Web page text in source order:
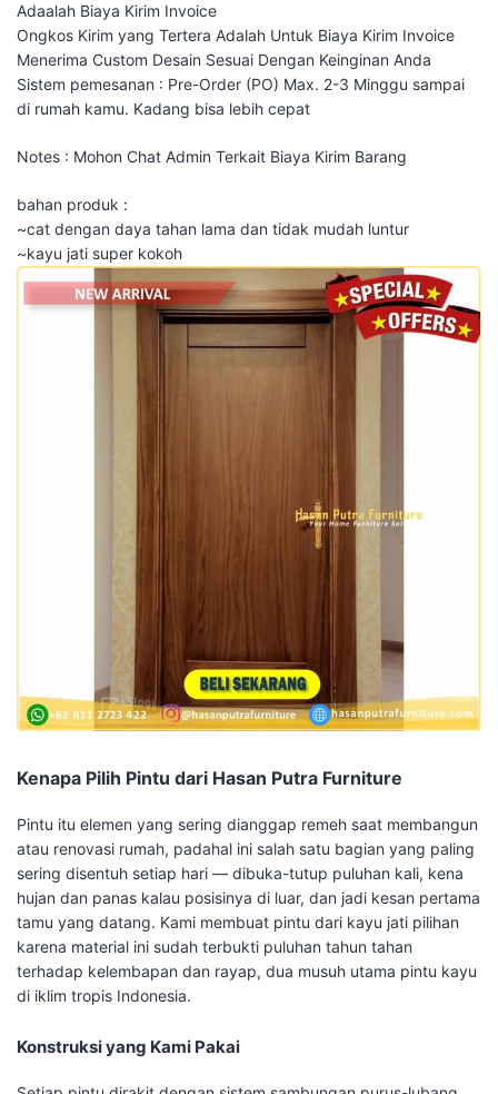
Adaalah Biaya Kirim Invoice
Ongkos Kirim yang Tertera Adalah Untuk Biaya Kirim Invoice
Menerima Custom Desain Sesuai Dengan Keinginan Anda
Sistem pemesanan : Pre-Order (PO) Max. 2-3 Minggu sampai
di rumah kamu. Kadang bisa lebih cepat
Notes : Mohon Chat Admin Terkait Biaya Kirim Barang
bahan produk :
~cat dengan daya tahan lama dan tidak mudah luntur
~kayu jati super kokoh
Kenapa Pilih Pintu dari Hasan Putra Furniture
Pintu itu elemen yang sering dianggap remeh saat membangun
atau renovasi rumah, padahal ini salah satu bagian yang paling
sering disentuh setiap hari — dibuka-tutup puluhan kali, kena
hujan dan panas kalau posisinya di luar, dan jadi kesan pertama
tamu yang datang. Kami membuat pintu dari kayu jati pilihan
karena material ini sudah terbukti puluhan tahun tahan
terhadap kelembapan dan rayap, dua musuh utama pintu kayu
di iklim tropis Indonesia.
Konstruksi yang Kami Pakai